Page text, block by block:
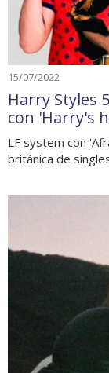
15/07/2022
Harry Styles
con 'Harry's
LF system con
británica de